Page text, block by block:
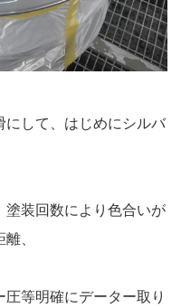
にして、はじめにシルバ
塗装回数により色合いが
、
等明確にデーター取り